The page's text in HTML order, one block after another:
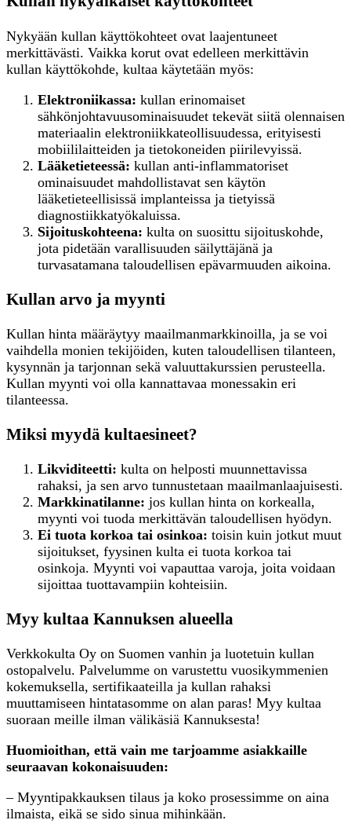
Nykyään kullan käyttökohteet ovat laajentuneet
merkittävästi. Vaikka korut ovat edelleen merkittävin
kullan käyttökohde, kultaa käytetään myös:
Elektroniikassa: kullan erinomaiset
sähkönjohtavuusominaisuudet tekevät siitä olennaisen
materiaalin elektroniikkateollisuudessa, erityisesti
mobiililaitteiden ja tietokoneiden piirilevyissä.
Lääketieteessä: kullan anti-inflammatoriset
ominaisuudet mahdollistavat sen käytön
lääketieteellisissä implanteissa ja tietyissä
diagnostiikkatyökaluissa.
Sijoituskohteena: kulta on suosittu sijoituskohde,
jota pidetään varallisuuden säilyttäjänä ja
turvasatamana taloudellisen epävarmuuden aikoina.
Kullan arvo ja myynti
Kullan hinta määräytyy maailmanmarkkinoilla, ja se voi
vaihdella monien tekijöiden, kuten taloudellisen tilanteen,
kysynnän ja tarjonnan sekä valuuttakurssien perusteella.
Kullan myynti voi olla kannattavaa monessakin eri
tilanteessa.
Miksi myydä kultaesineet?
Likviditeetti: kulta on helposti muunnettavissa
rahaksi, ja sen arvo tunnustetaan maailmanlaajuisesti.
Markkinatilanne: jos kullan hinta on korkealla,
myynti voi tuoda merkittävän taloudellisen hyödyn.
Ei tuota korkoa tai osinkoa: toisin kuin jotkut muut
sijoitukset, fyysinen kulta ei tuota korkoa tai
osinkoja. Myynti voi vapauttaa varoja, joita voidaan
sijoittaa tuottavampiin kohteisiin.
Myy kultaa Kannuksen alueella
Verkkokulta Oy on Suomen vanhin ja luotetuin kullan
ostopalvelu. Palvelumme on varustettu vuosikymmenien
kokemuksella, sertifikaateilla ja kullan rahaksi
muuttamiseen hintatasomme on alan paras! Myy kultaa
suoraan meille ilman välikäsiä Kannuksesta!
Huomioithan, että vain me tarjoamme asiakkaille
seuraavan kokonaisuuden:
– Myyntipakkauksen tilaus ja koko prosessimme on aina
ilmaista, eikä se sido sinua mihinkään.